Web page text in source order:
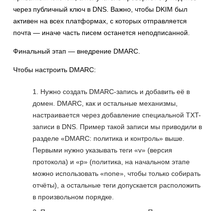
через публичный ключ в DNS. Важно, чтобы DKIM был
активен на всех платформах, с которых отправляется
почта — иначе часть писем останется неподписанной.
Финальный этап — внедрение DMARC.
Чтобы настроить DMARC:
Нужно создать DMARC-запись и добавить её в
домен. DMARC, как и остальные механизмы,
настраивается через добавление специальной TXT-
записи в DNS. Пример такой записи мы приводили в
разделе «DMARC: политика и контроль» выше.
Первыми нужно указывать теги «v» (версия
протокола) и «p» (политика, на начальном этапе
можно использовать «none», чтобы только собирать
отчёты), а остальные теги допускается расположить
в произвольном порядке.